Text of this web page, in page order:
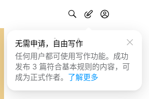
无需申请，自由写作
任何用户都可使用写作功能。成功
发布 3 篇符合基本规则的内容，可
成为正式作者。 了解更多